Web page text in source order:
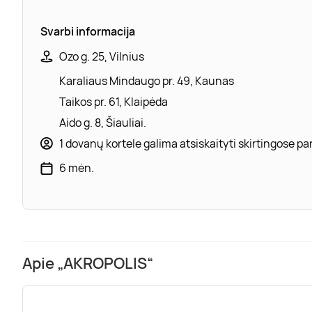
Svarbi informacija
Ozo g. 25, Vilnius
Karaliaus Mindaugo pr. 49, Kaunas
Taikos pr. 61, Klaipėda
Aido g. 8, Šiauliai.
1 dovanų kortele galima atsiskaityti skirtingose
6 mėn.
Apie „AKROPOLIS“